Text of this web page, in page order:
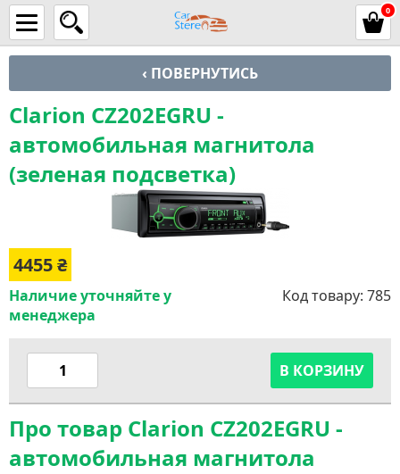
0
‹ ПОВЕРНУТИСЬ
Clarion CZ202EGRU -
автомобильная магнитола
(зеленая подсветка)
4455₴
Наличие уточняйте у
менеджера
Код товару: 785
В КОРЗИНУ
Про товар Clarion CZ202EGRU -
автомобильная магнитола